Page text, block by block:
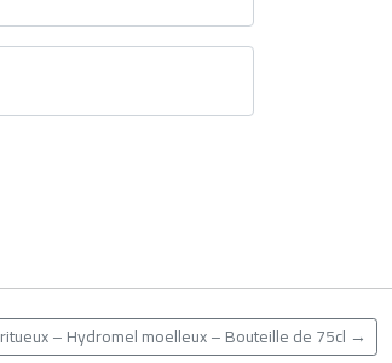
– Hydromel moelleux – Bouteille de 75cl →